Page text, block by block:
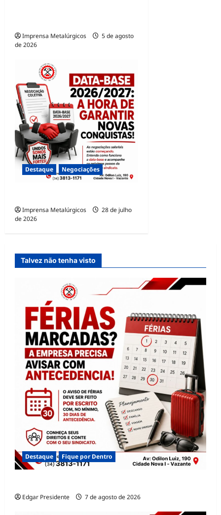
Imprensa Metalúrgicos
5 de agosto
de 2026
Destaque Negociações
Imprensa Metalúrgicos
28 de julho
de 2026
Talvez não tenha visto
Destaque Fique por Dentro
Edgar Presidente 7 de agosto de 2026